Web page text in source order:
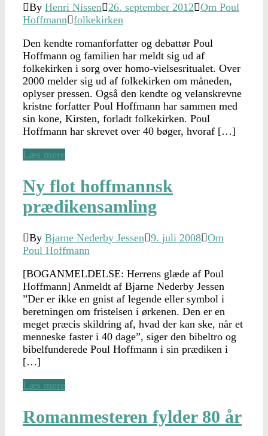
By Henri Nissen 26. september 2012 Om Poul
Hoffmann folkekirken
Den kendte romanforfatter og debattør Poul
Hoffmann og familien har meldt sig ud af
folkekirken i sorg over homo-vielsesritualet. Over
2000 melder sig ud af folkekirken om måneden,
oplyser pressen. Også den kendte og velanskrevne
kristne forfatter Poul Hoffmann har sammen med
sin kone, Kirsten, forladt folkekirken. Poul
Hoffmann har skrevet over 40 bøger, hvoraf […]
Læs mere
Ny flot hoffmannsk
prædikensamling
By Bjarne Nederby Jessen 9. juli 2008 Om
Poul Hoffmann
[BOGANMELDELSE: Herrens glæde af Poul
Hoffmann] Anmeldt af Bjarne Nederby Jessen
”Der er ikke en gnist af legende eller symbol i
beretningen om fristelsen i ørkenen. Den er en
meget præcis skildring af, hvad der kan ske, når et
menneske faster i 40 dage”, siger den bibeltro og
bibelfunderede Poul Hoffmann i sin prædiken i
[…]
Læs mere
Romanmesteren fylder 80 år